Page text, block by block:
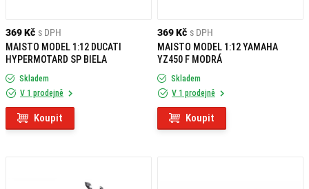
369 Kč s DPH
MAISTO MODEL 1:12 DUCATI
HYPERMOTARD SP BIELA
Skladem
V 1 prodejně
Koupit
369 Kč s DPH
MAISTO MODEL 1:12 YAMAHA
YZ450 F MODRÁ
Skladem
V 1 prodejně
Koupit